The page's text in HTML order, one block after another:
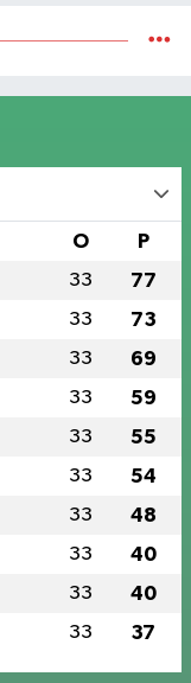
O P
33 77
33 73
33 69
33 59
33 55
33 54
33 48
33 40
33 40
33 37